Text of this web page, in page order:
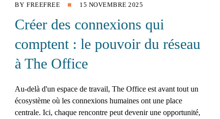
BY FREEFREE 15 NOVEMBRE 2025
Créer des connexions qui
comptent : le pouvoir du réseau
à The Office
Au-delà d'un espace de travail, The Office est avant tout un
écosystème où les connexions humaines ont une place
centrale. Ici, chaque rencontre peut devenir une opportunité,